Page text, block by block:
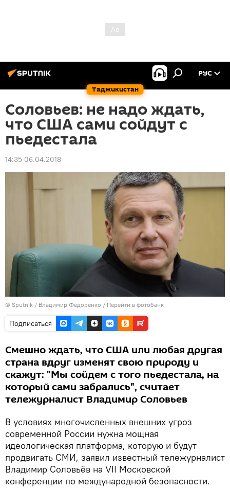
Таджикистан
РУС
Соловьев: не надо ждать,
что США сами сойдут с
пьедестала
14:35 06.04.2018
© Sputnik / Владимир Федоренко / Перейти в фотобанк
Подписаться
Смешно ждать, что США или любая другая
страна вдруг изменят свою природу и
скажут: "Мы сойдем с того пьедестала, на
который сами забрались", считает
тележурналист Владимир Соловьев
В условиях многочисленных внешних угроз
современной России нужна мощная
идеологическая платформа, которую и будут
продвигать СМИ, заявил известный тележурналист
Владимир Соловьёв на VII Московской
конференции по международной безопасности.